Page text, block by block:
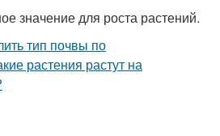
значение для роста растений.